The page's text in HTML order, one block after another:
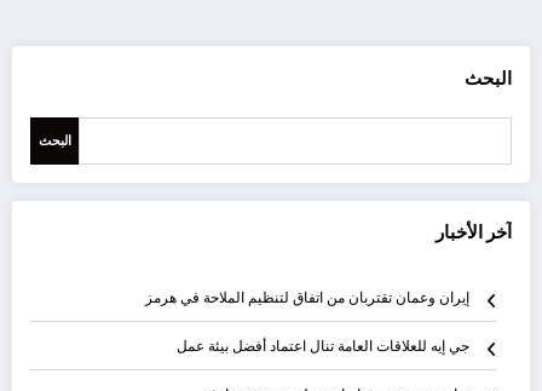
البحث
البحث
آخر الأخبار
إيران وعمان تقتربان من اتفاق لتنظيم الملاحة في هرمز
جي إيه للعلاقات العامة تنال اعتماد أفضل بيئة عمل